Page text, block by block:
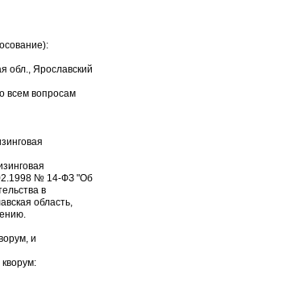
обл., Ярославский
всем вопросам
№ 14-ФЗ "Об
в
область,
и